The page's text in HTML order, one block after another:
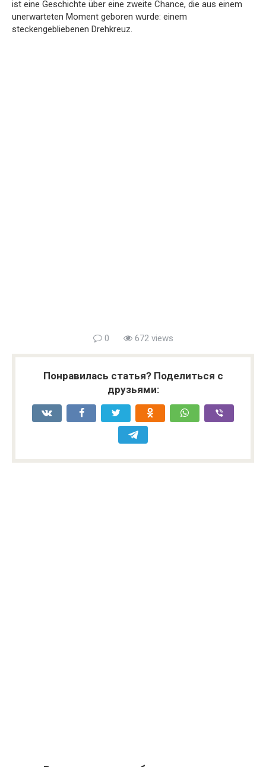
ist eine Geschichte über eine zweite Chance, die aus einem
unerwarteten Moment geboren wurde: einem
steckengebliebenen Drehkreuz.
0 672 views
Понравилась статья? Поделиться с
друзьями: